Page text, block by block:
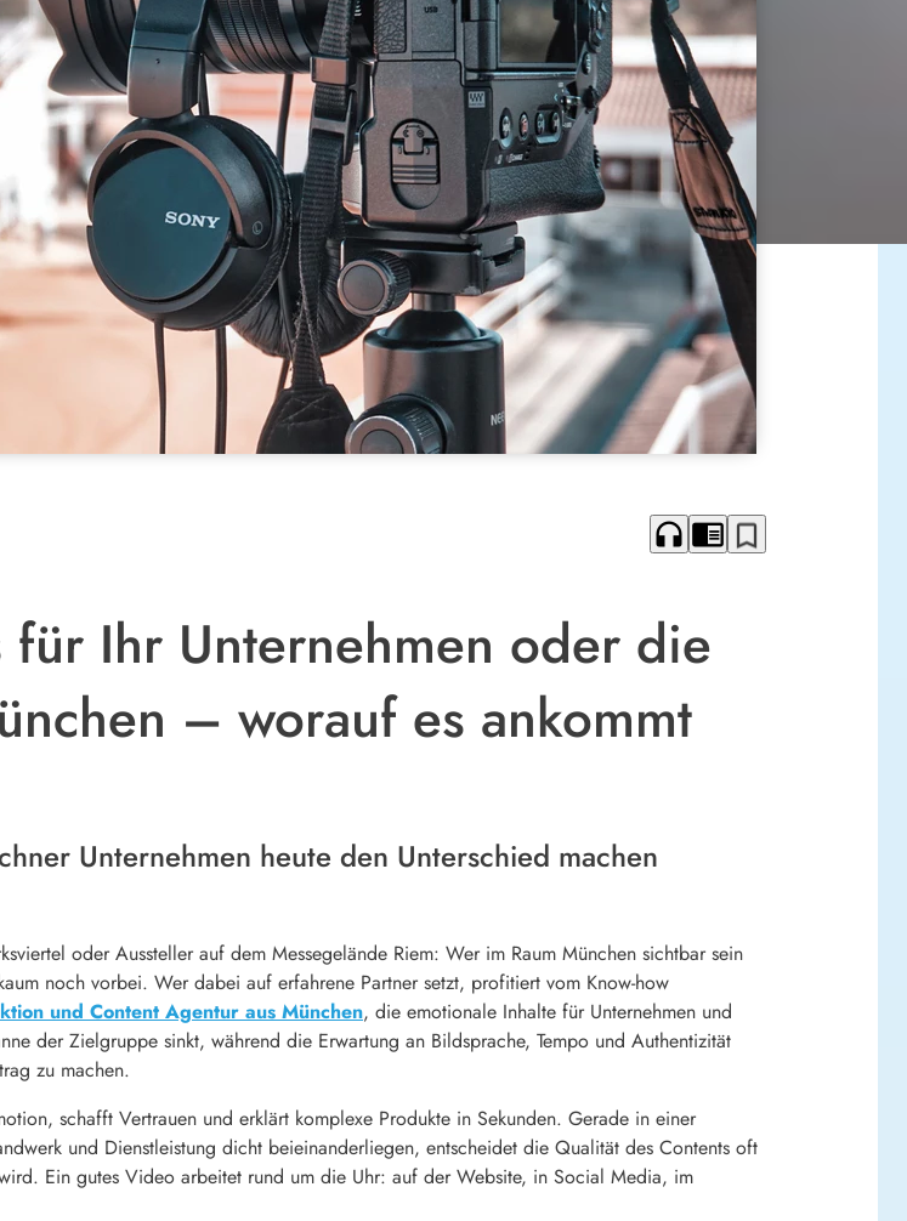
headphones chrome_reader_mode bookmark_border
Ihr Unternehmen oder die
– worauf es ankommt
Unternehmen heute den Unterschied machen
oder Aussteller auf dem Messegelände Riem: Wer im Raum München sichtbar sein
noch vorbei. Wer dabei auf erfahrene Partner setzt, profitiert vom Know-how
und Content Agentur aus München, die emotionale Inhalte für Unternehmen und
der Zielgruppe sinkt, während die Erwartung an Bildsprache, Tempo und Authentizität
zu machen.
schafft Vertrauen und erklärt komplexe Produkte in Sekunden. Gerade in einer
und Dienstleistung dicht beieinanderliegen, entscheidet die Qualität des Contents oft
Ein gutes Video arbeitet rund um die Uhr: auf der Website, in Social Media, im